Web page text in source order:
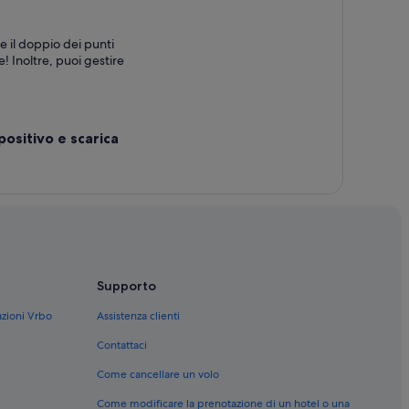
il doppio dei punti
Inoltre, puoi gestire
e scarica
Vrbo
Supporto
Assistenza clienti
Contattaci
Come cancellare un volo
Come modificare la prenotazione di un hotel o una